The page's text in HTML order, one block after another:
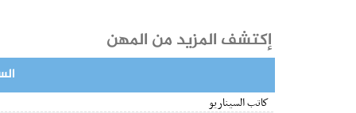
إكتشف المزيد من المهن
كاتب السيناريو